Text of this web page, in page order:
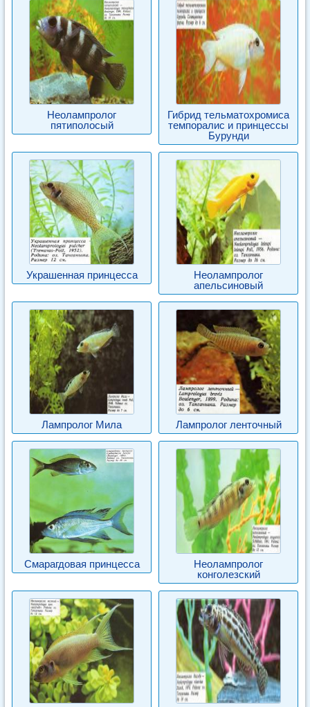
Неолампролог
пятиполосый
Гибрид тельматохромиса
темпоралис и принцессы
Бурунди
Украшенная принцесса
Неолампролог
апельсиновый
Лампролог Мила Лампролог ленточный
Смарагдовая принцесса
Неолампролог
конголезский